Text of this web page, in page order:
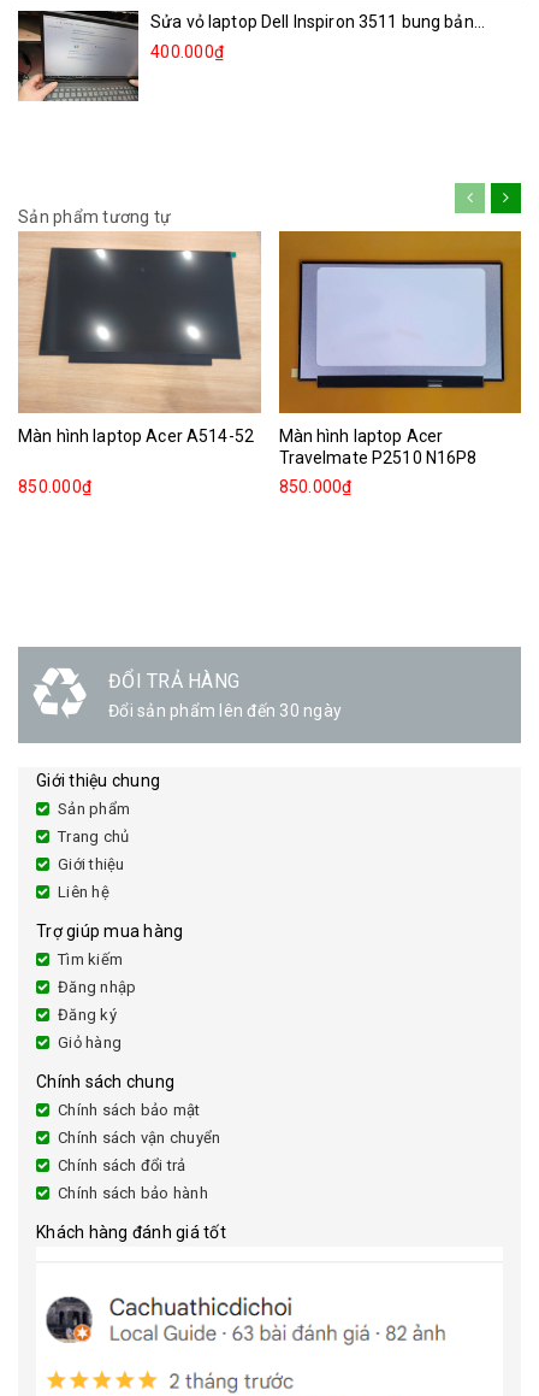
Sửa vỏ laptop Dell Inspiron 3511 bung bản...
400.000₫
Sản phẩm tương tự
Màn hình laptop Acer A514-52
850.000₫
Màn hình laptop Acer
Travelmate P2510 N16P8
850.000₫
ĐỔI TRẢ HÀNG
Đổi sản phẩm lên đến 30 ngày
Giới thiệu chung
Sản phẩm
Trang chủ
Giới thiệu
Liên hệ
Trợ giúp mua hàng
Tìm kiếm
Đăng nhập
Đăng ký
Giỏ hàng
Chính sách chung
Chính sách bảo mật
Chính sách vận chuyển
Chính sách đổi trả
Chính sách bảo hành
Khách hàng đánh giá tốt